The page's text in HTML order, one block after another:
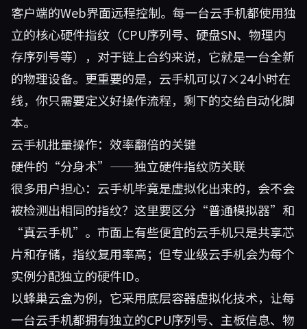
客户端的Web界面远程控制。每一台云手机都使用独
立的核心硬件指纹（CPU序列号、硬盘SN、物理内
存序列号等），对于链上合约来说，它就是一台全新
的物理设备。更重要的是，云手机可以7×24小时在
线，你只需要定义好操作流程，剩下的交给自动化脚
本。
云手机批量操作：效率翻倍的关键
硬件的“分身术”——独立硬件指纹防关联
很多用户担心：云手机毕竟是虚拟化出来的，会不会
被检测出相同的指纹？这里要区分“普通模拟器”和
“真云手机”。市面上有些便宜的云手机只是共享芯
片和存储，指纹复用率高；但专业级云手机会为每个
实例分配独立的硬件ID。
以蜂巢云盒为例，它采用底层容器虚拟化技术，让每
一台云手机都拥有独立的CPU序列号、主板信息、物